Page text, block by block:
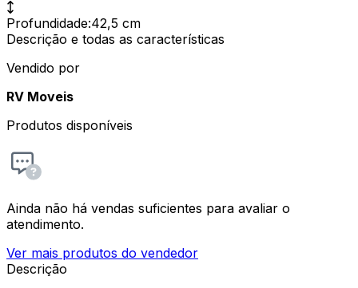
Profundidade:42,5 cm
Descrição e todas as características
Vendido por
RV Moveis
Produtos disponíveis
Ainda não há vendas suficientes para avaliar o
atendimento.
Ver mais produtos do vendedor
Descrição